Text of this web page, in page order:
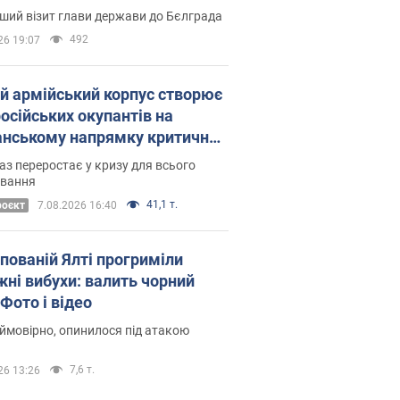
Це перший візит глави держави до Бєлграда
19:07 492
армійський корпус створює
окупантів на
напрямку критичний
як це вдалося
переростає у кризу для всього
7.08.2026 16:40 41,1 т.
Ялті прогриміли
вибухи: валить чорний
і відео
опинилося під атакою
13:26 7,6 т.